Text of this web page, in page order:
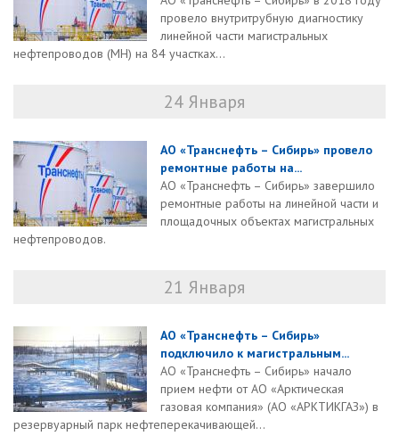
провело внутритрубную диагностику
линейной части магистральных
нефтепроводов (МН) на 84 участках...
24 Января
АО «Транснефть – Сибирь» провело
ремонтные работы на...
АО «Транснефть – Сибирь» завершило
ремонтные работы на линейной части и
площадочных объектах магистральных
нефтепроводов.
21 Января
АО «Транснефть – Сибирь»
подключило к магистральным...
АО «Транснефть – Сибирь» начало
прием нефти от АО «Арктическая
газовая компания» (АО «АРКТИКГАЗ») в
резервуарный парк нефтеперекачивающей...